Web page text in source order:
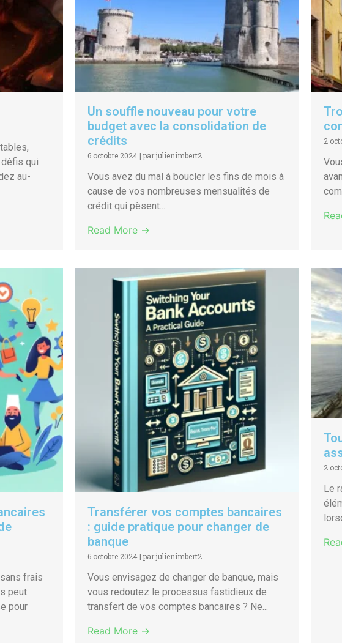
qui
au-
Un souffle nouveau pour votre
budget avec la consolidation de
crédits
6 octobre 2024 | par julienimbert2
Vous avez du mal à boucler les fins de mois à
cause de vos nombreuses mensualités de
crédit qui pèsent...
Read More →
2
frais
peut
pour
Transférer vos comptes bancaires
: guide pratique pour changer de
banque
6 octobre 2024 | par julienimbert2
Vous envisagez de changer de banque, mais
vous redoutez le processus fastidieux de
transfert de vos comptes bancaires ? Ne...
Read More →
2
Le